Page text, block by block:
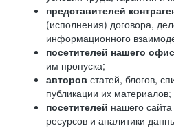
представителей
(исполнения) договора,
информационного
посетителей нашего
им пропуска;
авторов статей, блогов,
публикации их материалов;
посетителей нашего
ресурсов и аналитики